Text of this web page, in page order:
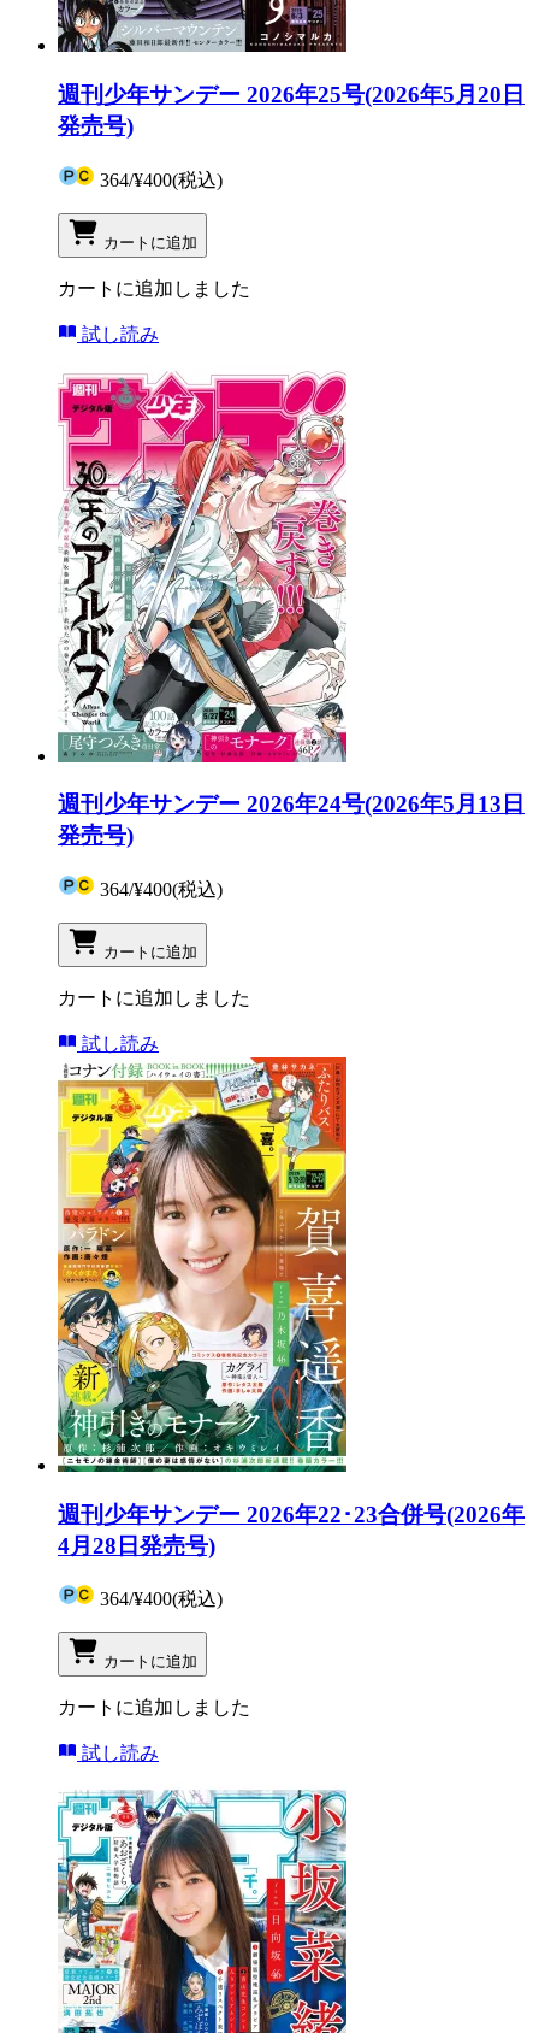
週刊少年サンデー 2026年25号(2026年5月20日
発売号)
364/¥400(税込)
カートに追加
カートに追加しました
試し読み
週刊少年サンデー 2026年24号(2026年5月13日
発売号)
364/¥400(税込)
カートに追加
カートに追加しました
試し読み
週刊少年サンデー 2026年22･23合併号(2026年
4月28日発売号)
364/¥400(税込)
カートに追加
カートに追加しました
試し読み